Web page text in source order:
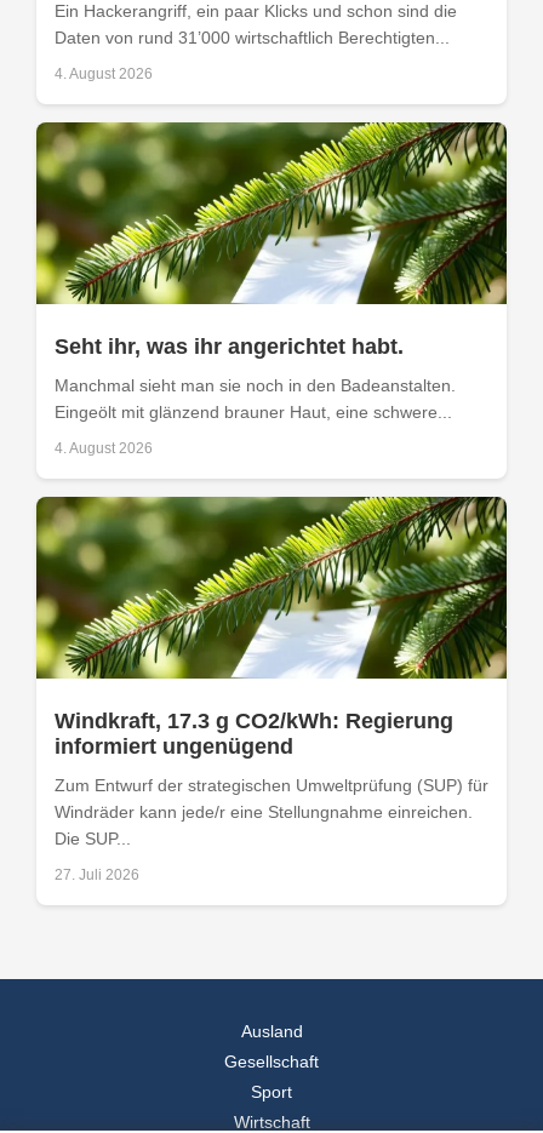
Ein Hackerangriff, ein paar Klicks und schon sind die
Daten von rund 31’000 wirtschaftlich Berechtigten...
4. August 2026
Seht ihr, was ihr angerichtet habt.
Manchmal sieht man sie noch in den Badeanstalten.
Eingeölt mit glänzend brauner Haut, eine schwere...
4. August 2026
Windkraft, 17.3 g CO2/kWh: Regierung
informiert ungenügend
Zum Entwurf der strategischen Umweltprüfung (SUP) für
Windräder kann jede/r eine Stellungnahme einreichen.
Die SUP...
27. Juli 2026
Ausland
Gesellschaft
Sport
Wirtschaft